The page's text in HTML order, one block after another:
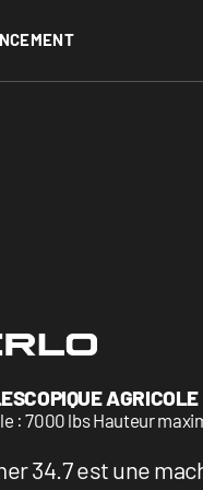
AGRICOLE
: 7000 lbs Hauteur
34.7 est une